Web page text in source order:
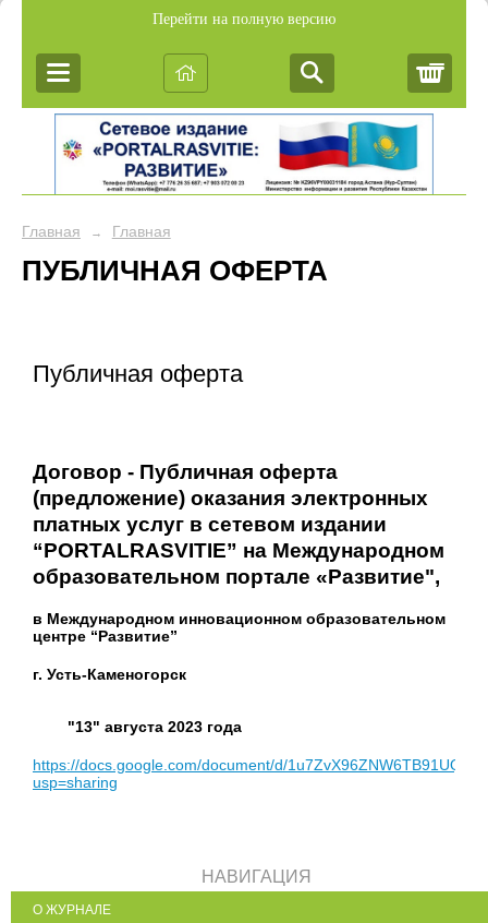
Перейти на полную версию
Главная → Главная
ПУБЛИЧНАЯ ОФЕРТА
Публичная оферта
Договор - Публичная оферта
(предложение) оказания электронных
платных услуг в сетевом издании
“PORTALRASVITIE” на Международном
образовательном портале «Развитие",
в Международном инновационном образовательном
центре “Развитие”
г. Усть-Каменогорск
"13" августа 2023 года
https://docs.google.com/document/d/
usp=sharing
НАВИГАЦИЯ
О ЖУРНАЛЕ